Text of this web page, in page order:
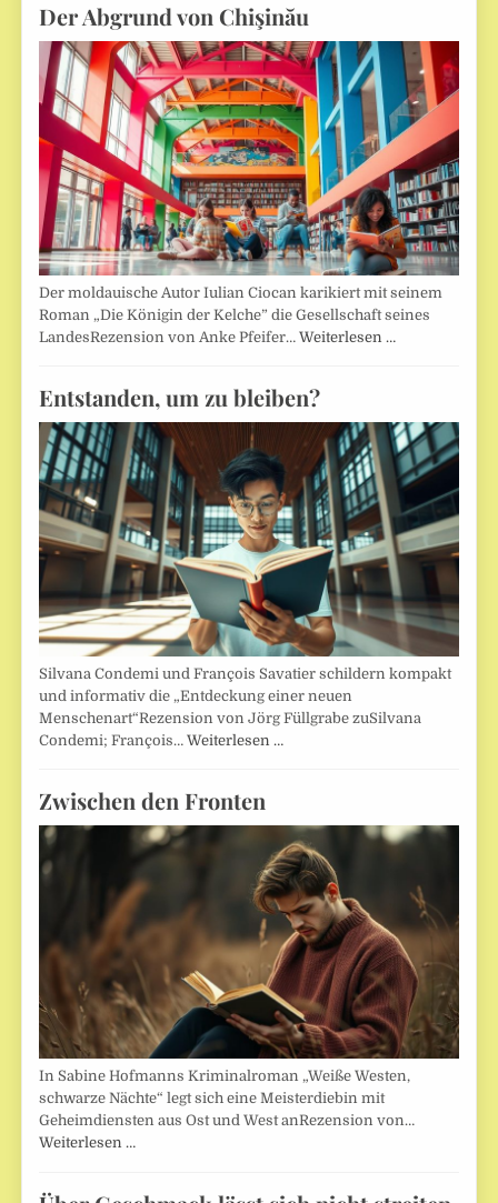
Der Abgrund von Chişinău
Der moldauische Autor Iulian Ciocan karikiert mit seinem
Roman „Die Königin der Kelche” die Gesellschaft seines
LandesRezension von Anke Pfeifer…Weiterlesen …
Entstanden, um zu bleiben?
Silvana Condemi und François Savatier schildern kompakt
und informativ die „Entdeckung einer neuen
Menschenart“Rezension von Jörg Füllgrabe zuSilvana
Condemi; François…Weiterlesen …
Zwischen den Fronten
In Sabine Hofmanns Kriminalroman „Weiße Westen,
schwarze Nächte“ legt sich eine Meisterdiebin mit
Geheimdiensten aus Ost und West anRezension von…
Weiterlesen …